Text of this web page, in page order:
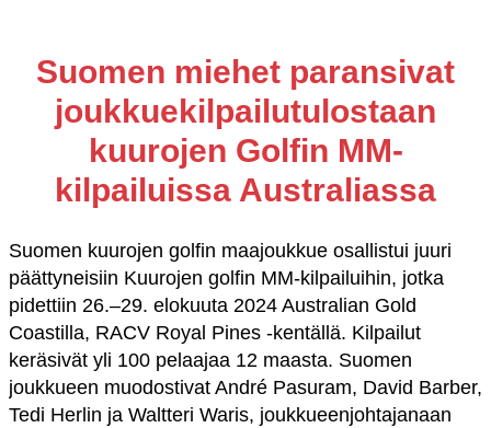
Suomen miehet paransivat
joukkuekilpailutulostaan
kuurojen Golfin MM-
kilpailuissa Australiassa
Suomen kuurojen golfin maajoukkue osallistui juuri
päättyneisiin Kuurojen golfin MM-kilpailuihin, jotka
pidettiin 26.–29. elokuuta 2024 Australian Gold
Coastilla, RACV Royal Pines -kentällä. Kilpailut
keräsivät yli 100 pelaajaa 12 maasta. Suomen
joukkueen muodostivat André Pasuram, David Barber,
Tedi Herlin ja Waltteri Waris, joukkueenjohtajanaan